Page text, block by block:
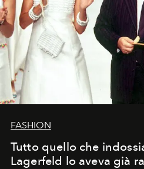
FASHION
Tutto quello che
Lagerfeld lo aveva già